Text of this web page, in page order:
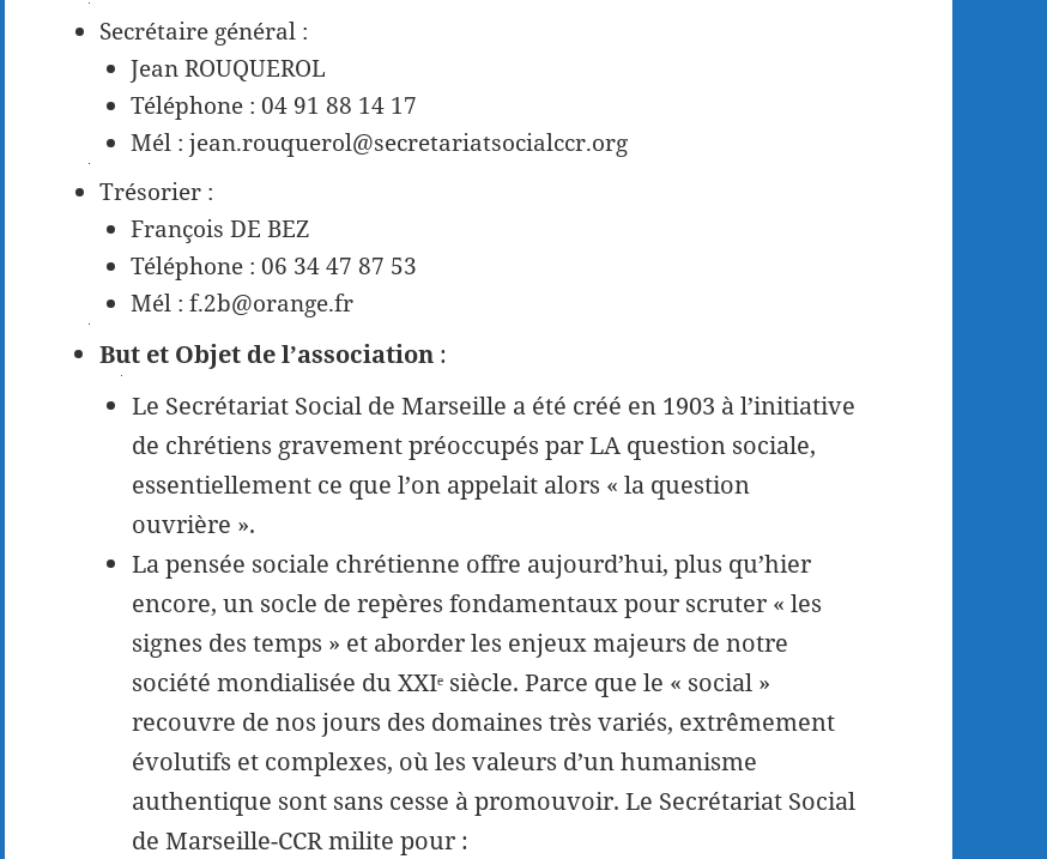
Secrétaire général :
Jean ROUQUEROL
Téléphone : 04 91 88 14 17
Mél : jean.rouquerol@secretariatsocialccr.org
Trésorier :
François DE BEZ
Téléphone : 06 34 47 87 53
Mél : f.2b@orange.fr
But et Objet de l’association :
Le Secrétariat Social de Marseille a été créé en 1903 à l’initiative
de chrétiens gravement préoccupés par LA question sociale,
essentiellement ce que l’on appelait alors « la question
ouvrière ».
La pensée sociale chrétienne offre aujourd’hui, plus qu’hier
encore, un socle de repères fondamentaux pour scruter « les
signes des temps » et aborder les enjeux majeurs de notre
société mondialisée du XXIᵉ siècle. Parce que le « social »
recouvre de nos jours des domaines très variés, extrêmement
évolutifs et complexes, où les valeurs d’un humanisme
authentique sont sans cesse à promouvoir. Le Secrétariat Social
de Marseille-CCR milite pour :